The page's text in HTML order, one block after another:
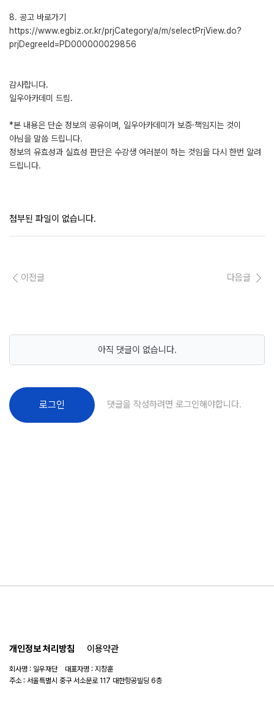
8. 공고 바로가기
https://www.egbiz.or.kr/prjCategory/a/m/selectPrjView.do?
prjDegreeId=PD000000029856
감사합니다.
일우아카데미 드림.
*본 내용은 단순 정보의 공유이며, 일우아카데미가 보증·책임지는 것이
아님을 말씀 드립니다.
정보의 유효성과 실효성 판단은 수강생 여러분이 하는 것임을 다시 한번 알려
드립니다.
첨부된 파일이 없습니다.
이전글 다음글
아직 댓글이 없습니다.
로그인 댓글을 작성하려면 로그인해야합니다.
개인정보 처리방침 이용약관
회사명 : 일우재단 대표자명 : 지창훈
주소 : 서울특별시 중구 서소문로 117 대한항공빌딩 6층